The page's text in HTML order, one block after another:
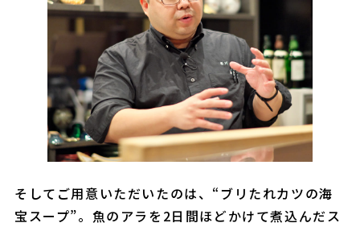
そしてご用意いただいたのは、“ブリたれカツの海
宝スープ”。魚のアラを2日間ほどかけて煮込んだス